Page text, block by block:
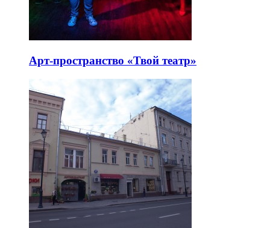
Арт-пространство «Твой театр»